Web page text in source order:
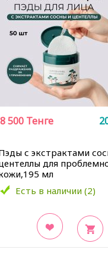
с экстрактами
для
мл
Есть в наличии (2)
8 500 Тенге